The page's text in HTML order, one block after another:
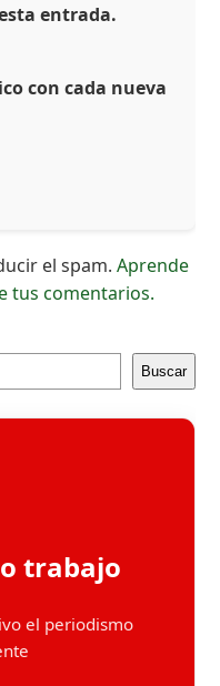
entrada.
con cada nueva
el spam.Aprende
tus comentarios.
Buscar
trabajo
el periodismo